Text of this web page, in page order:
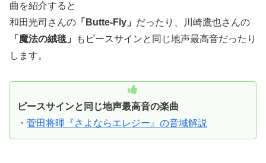
曲を紹介すると
和田光司さんの 「Butte-Fly」 だったり、川崎鷹也さんの
「魔法の絨毯」
もピースサインと同じ地声最高音だったり
します。
ピースサインと同じ地声最高音の楽曲
・ 菅田将暉『さよならエレジー』の音域解説